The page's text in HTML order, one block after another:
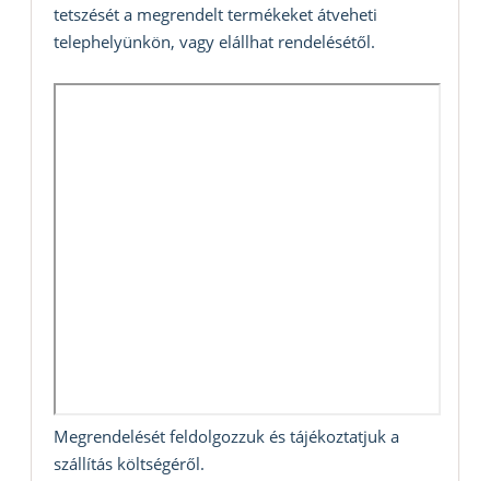
tetszését a megrendelt termékeket átveheti
telephelyünkön, vagy elállhat rendelésétől.
Megrendelését feldolgozzuk és tájékoztatjuk a
szállítás költségéről.